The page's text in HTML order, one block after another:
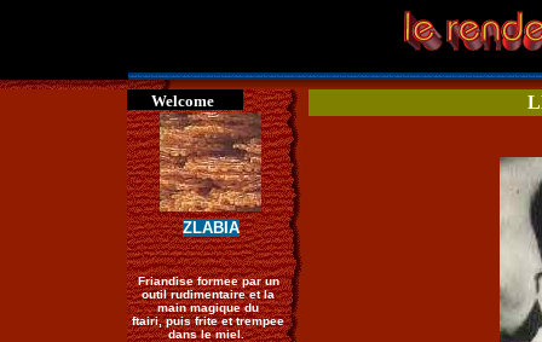
Welcome
ZLABIA
Friandise formee par un
outil rudimentaire et la
main magique du
ftairi, puis frite et trempee
dans le miel.